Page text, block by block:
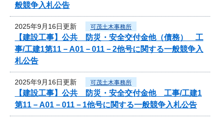
般競争入札公告
2025年9月16日更新 可茂土木事務所
【建設工事】公共 防災・安全交付金他（債務） 工
事/工建1第11－A01－011－2他号に関する一般競争入
札公告
2025年9月16日更新 可茂土木事務所
【建設工事】公共 防災・安全交付金他 工事/工建1
第11－A01－011－1他号に関する一般競争入札公告